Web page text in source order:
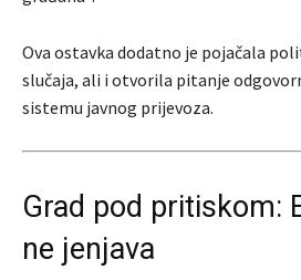
Ova ostavka dodatno je pojačala
slučaja, ali i otvorila pitanje
sistemu javnog prijevoza.
Grad pod pritiskom:
ne jenjava